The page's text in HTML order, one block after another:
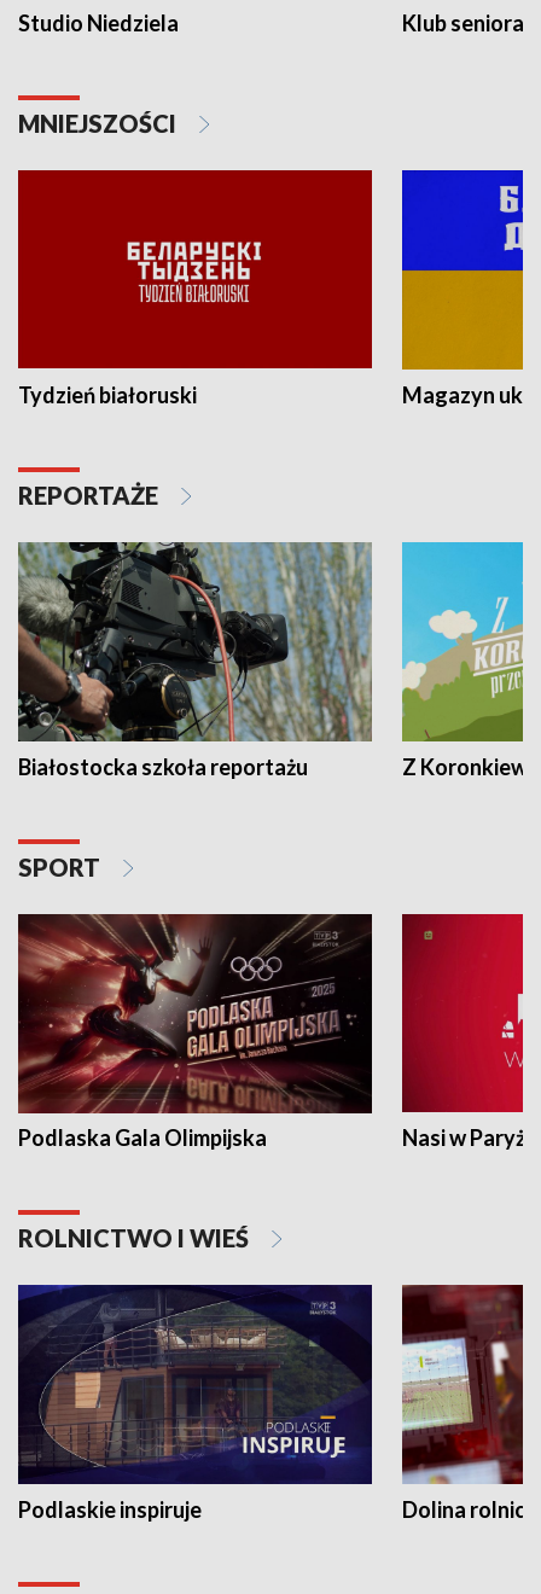
Studio Niedziela Klub seniora
MNIEJSZOŚCI
Tydzień białoruski Magazyn
REPORTAŻE
Białostocka szkoła reportażu Z
SPORT
Podlaska Gala Olimpijska Nasi w Paryżu
ROLNICTWO I WIEŚ
Podlaskie inspiruje Dolina